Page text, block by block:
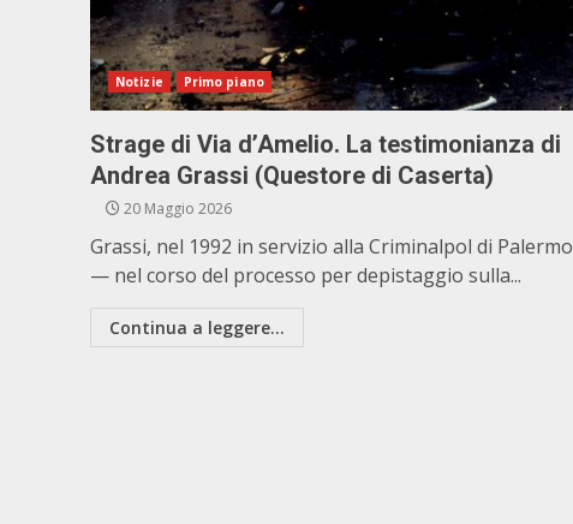
Notizie Primo piano
Strage di Via d’Amelio. La testimonianza di
Andrea Grassi (Questore di Caserta)
20 Maggio 2026
Grassi, nel 1992 in servizio alla Criminalpol di Palermo
— nel corso del processo per depistaggio sulla...
Continua a leggere...